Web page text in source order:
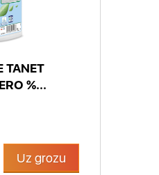
TANET
%...
Uz grozu